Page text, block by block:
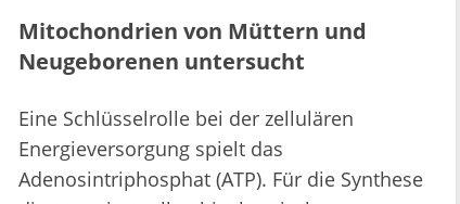
Mitochondrien von Müttern und
Neugeborenen untersucht
Eine Schlüsselrolle bei der zellulären
Energieversorgung spielt das
Adenosintriphosphat (ATP). Für die Synthese